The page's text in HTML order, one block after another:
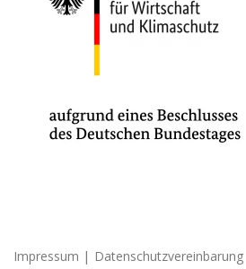
Impressum | Datenschutzvereinbarung